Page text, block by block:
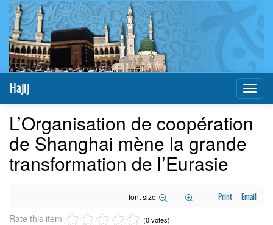
Hajij
L’Organisation de coopération
de Shanghai mène la grande
transformation de l’Eurasie
font size Print Email
Rate this item (0 votes)